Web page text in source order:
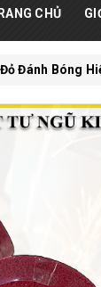
CHỦ
Đánh Bóng